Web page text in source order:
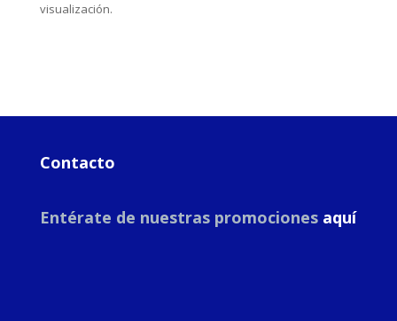
visualización.
Contacto
Entérate de nuestras promociones aquí